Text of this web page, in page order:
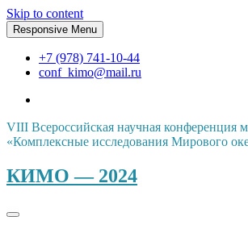
Skip to content
Responsive Menu
+7 (978) 741-10-44
conf_kimo@mail.ru
VIII Всероссийская научная конференция
«Комплексные исследования Мирового
КИМО — 2024